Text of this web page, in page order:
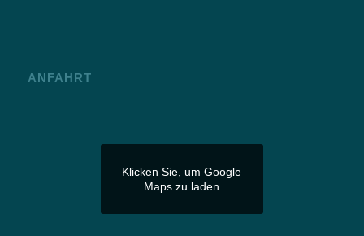
ANFAHRT
Klicken Sie, um Google
Maps zu laden